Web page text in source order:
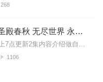
268
中世纪三部曲+前传|圣殿春秋 无尽世界 永恒火焰 暗夜与黎明|惠天言亮解读版
更新频率周一二三四五早上7点更新2集内容介绍做自己喜欢的事，直到世界为你改变。言亮、惠天，为你解读世界级畅销IP--肯·福莱特《中世纪三部曲》+前传《暗夜与...
1106